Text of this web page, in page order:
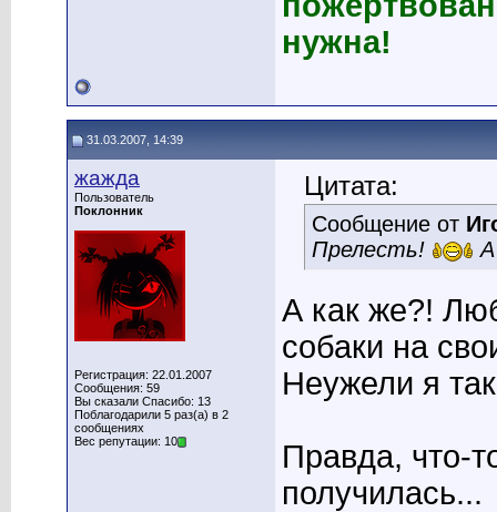
нужна!
31.03.2007, 14:39
жажда
Пользователь
Поклонник
Регистрация: 22.01.2007
Сообщения: 59
Вы сказали Спасибо: 13
Поблагодарили 5 раз(а) в 2
сообщениях
Вес репутации: 10
Цитата:
Сообщение от
Прелесть!
А
А как же?!
собаки на
Неужели я
Правда, что-
получилась...